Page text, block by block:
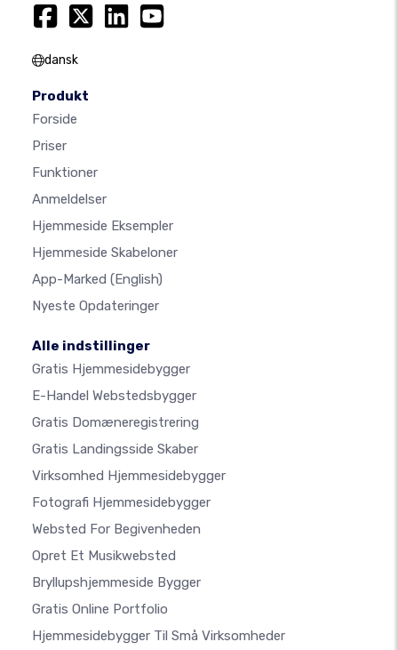
dansk
Produkt
Forside
Priser
Funktioner
Anmeldelser
Hjemmeside Eksempler
Hjemmeside Skabeloner
App-Marked (English)
Nyeste Opdateringer
Alle indstillinger
Gratis Hjemmesidebygger
E-Handel Webstedsbygger
Gratis Domæneregistrering
Gratis Landingsside Skaber
Virksomhed Hjemmesidebygger
Fotografi Hjemmesidebygger
Websted For Begivenheden
Opret Et Musikwebsted
Bryllupshjemmeside Bygger
Gratis Online Portfolio
Hjemmesidebygger Til Små Virksomheder